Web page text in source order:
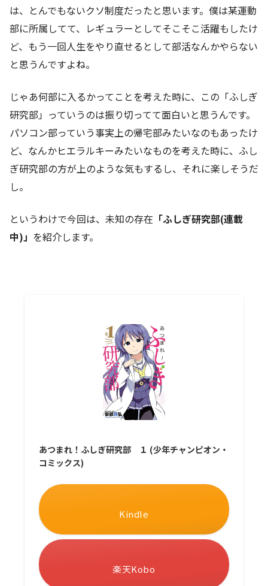
は、とんでもないクソ制度だったと思います。僕は某運動
部に所属してて、レギュラーとしてそこそこ活躍もしたけ
ど、もう一回人生をやり直せるとして部活なんかやらない
と思うんですよね。
じゃあ何部に入るかってことを考えた時に、この「ふしぎ
研究部」っていうのは振り切ってて面白いと思うんです。
パソコン部っていう事実上の帰宅部みたいなのもあったけ
ど、なんかヒエラルキーみたいなものを考えた時に、ふし
ぎ研究部の方が上のような気もするし、それに楽しそうだ
し。
というわけで今回は、未知の存在 「ふしぎ研究部(連載
中)」 を紹介します。
あつまれ！ふしぎ研究部 １ (少年チャンピオン・
コミックス)
Kindle
楽天Kobo